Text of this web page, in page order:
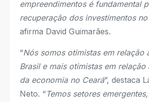
empreendimentos é fundamental
recuperação dos investimentos
afirma David Guimarães.
“Nós somos otimistas em relação
Brasil e mais otimistas em
da economia no Ceará”, destaca
Neto. “Temos setores